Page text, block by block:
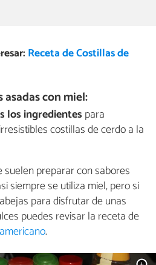
Receta de Costillas de
asadas con miel:
los ingredientes para
costillas de cerdo a la
preparar con sabores
siempre se utiliza miel, pero si
para disfrutar de unas
puedes revisar la receta de
.